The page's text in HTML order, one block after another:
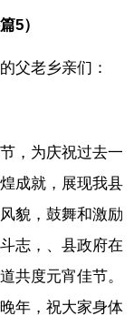
5）
父老乡亲们：
，为庆祝过去一
成就，展现我县
貌，鼓舞和激励
志，、县政府在
共度元宵佳节。
年，祝大家身体